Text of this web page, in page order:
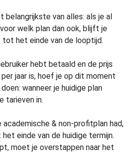
belangrijkste van alles: als je al
welk plan dan ook, blijft je
tot het einde van de looptijd.
hebt betaald en de prijs
jaar is, hoef je op dit moment
wanneer je huidige plan
tarieven in.
academische & non-profitplan had,
einde van de huidige termijn.
moet je overstappen naar het